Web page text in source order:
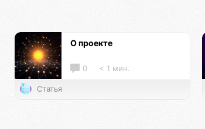
О проекте
0 < 1 мин.
Статья